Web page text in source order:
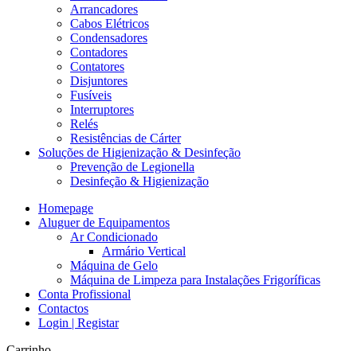
Arrancadores
Cabos Elétricos
Condensadores
Contadores
Contatores
Disjuntores
Fusíveis
Interruptores
Relés
Resistências de Cárter
Soluções de Higienização & Desinfeção
Prevenção de Legionella
Desinfeção & Higienização
Homepage
Aluguer de Equipamentos
Ar Condicionado
Armário Vertical
Máquina de Gelo
Máquina de Limpeza para Instalações Frigoríficas
Conta Profissional
Contactos
Login | Registar